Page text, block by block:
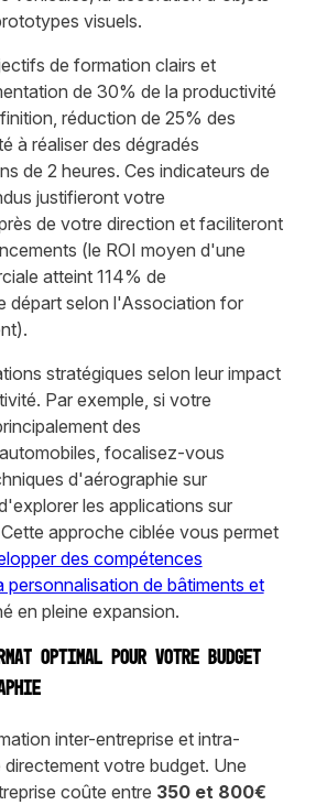
visuels.
de formation clairs et
de 30% de la productivité
réduction de 25% des
à réaliser des dégradés
de 2 heures. Ces indicateurs de
justifieront votre
de votre direction et faciliteront
(le ROI moyen d'une
atteint 114% de
départ selon l'Association for
stratégiques selon leur impact
Par exemple, si votre
des
focalisez-vous
d'aérographie sur
les applications sur
approche ciblée vous permet
des compétences
personnalisation de bâtiments et
en pleine expansion.
optimal pour votre budget
inter-entreprise et intra-
votre budget. Une
coûte entre 350 et 800€